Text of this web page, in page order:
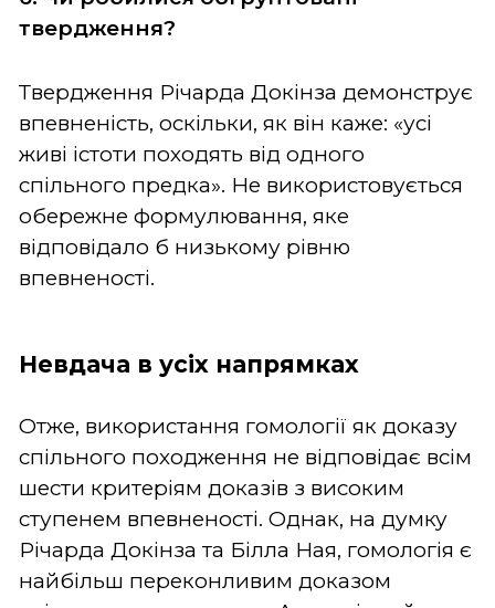
твердження?
Твердження Річарда Докінза демонструє
впевненість, оскільки, як він каже: «усі
живі істоти походять від одного
спільного предка». Не використовується
обережне формулювання, яке
відповідало б низькому рівню
впевненості.
Невдача в усіх напрямках
Отже, використання гомології як доказу
спільного походження не відповідає всім
шести критеріям доказів з високим
ступенем впевненості. Однак, на думку
Річарда Докінза та Білла Ная, гомологія є
найбільш переконливим доказом